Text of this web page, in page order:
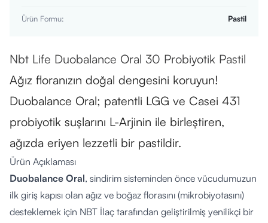
Ürün Formu: Pastil
Nbt Life Duobalance Oral 30 Probiyotik Pastil
Ağız floranızın doğal dengesini koruyun!
Duobalance Oral; patentli LGG ve Casei 431
probiyotik suşlarını L-Arjinin ile birleştiren,
ağızda eriyen lezzetli bir pastildir.
Ürün Açıklaması
Duobalance Oral, sindirim sisteminden önce vücudumuzun
ilk giriş kapısı olan ağız ve boğaz florasını (mikrobiyotasını)
desteklemek için NBT İlaç tarafından geliştirilmiş yenilikçi bir